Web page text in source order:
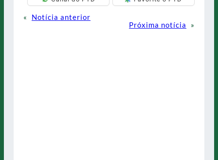
«
Notícia anterior
Próxima notícia
»